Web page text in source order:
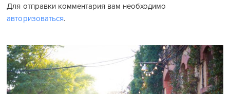
Для отправки комментария вам необходимо
авторизоваться.